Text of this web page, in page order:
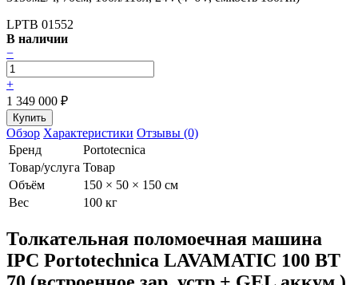
LPTB 01552
В наличии
−
+
1 349 000 ₽
Обзор Характеристики Отзывы (0)
Бренд
Portotecnica
Товар/услуга Товар
Объём
150 × 50 × 150 см
Вес
100 кг
Толкательная поломоечная машина
IPC Portotechnica LAVAMATIC 100 BT